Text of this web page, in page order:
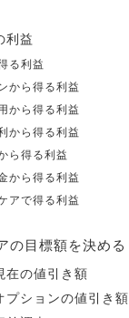
利益
る利益
から得る利益
から得る利益
から得る利益
ら得る利益
から得る利益
アで得る利益
の目標額を決める
在の値引き額
プションの値引き額